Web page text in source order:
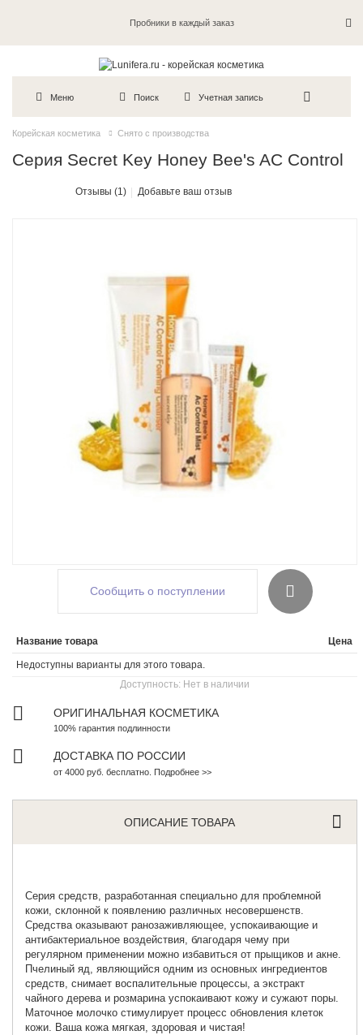
Пробники в каждый заказ
Меню Поиск Учетная запись
Корейская косметика Снято с производства
Серия Secret Key Honey Bee's AC Control
Отзывы (1) Добавьте ваш отзыв
Сообщить о поступлении
Доступность: Нет в наличии
Название товара Цена
Недоступны варианты для этого товара.
ОРИГИНАЛЬНАЯ КОСМЕТИКА
100% гарантия подлинности
ДОСТАВКА ПО РОССИИ
от 4000 руб. бесплатно. Подробнее >>
ОПИСАНИЕ ТОВАРА
Серия средств, разработанная специально для проблемной
кожи, склонной к появлению различных несовершенств.
Средства оказывают ранозаживляющее, успокаивающие и
антибактериальное воздействия, благодаря чему при
регулярном применении можно избавиться от прыщиков и акне.
Пчелиный яд, являющийся одним из основных ингредиентов
средств, снимает воспалительные процессы, а экстракт
чайного дерева и розмарина успокаивают кожу и сужают поры.
Маточное молочко стимулирует процесс обновления клеток
кожи. Ваша кожа мягкая, здоровая и чистая!